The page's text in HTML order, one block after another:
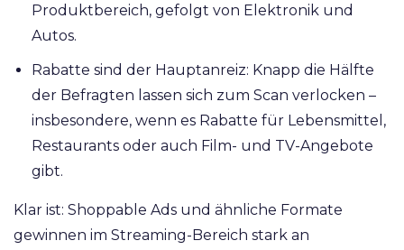
Produktbereich, gefolgt von Elektronik und
Autos.
Rabatte sind der Hauptanreiz: Knapp die Hälfte
der Befragten lassen sich zum Scan verlocken –
insbesondere, wenn es Rabatte für Lebensmittel,
Restaurants oder auch Film- und TV-Angebote
gibt.
Klar ist: Shoppable Ads und ähnliche Formate
gewinnen im Streaming-Bereich stark an